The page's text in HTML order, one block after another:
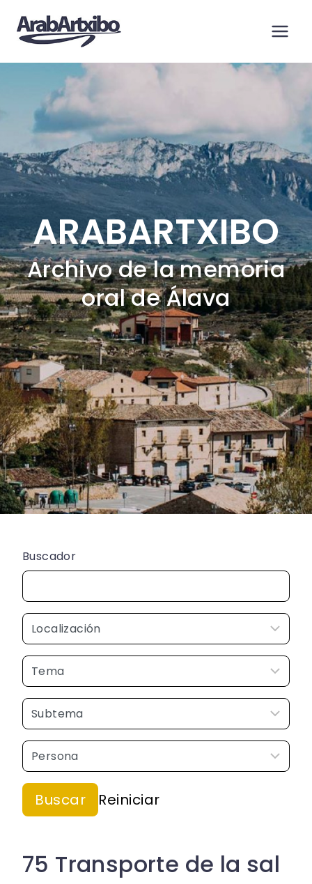
contenido
ARABARTXIBO
Archivo de la memoria
oral de Álava
Buscador
75 Transporte de la sal